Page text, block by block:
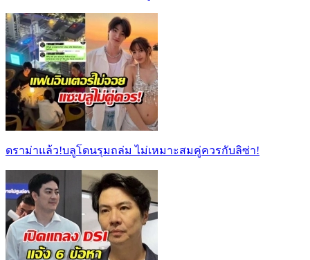
ดราม่าแล้ว!บลูโดนรุมถล่ม ไม่เหมาะสมคู่ควรกับลิซ่า!